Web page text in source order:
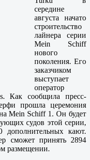
середине
августа начато
строительство
лайнера серии
Mein Schiff
нового
поколения. Его
заказчиком
выступает
оператор
Как сообщила пресс-
прошла церемония
Mein Schiff 1. Он будет
судов этой серии,
дополнительных кают.
сможет принять 2894
размещении.